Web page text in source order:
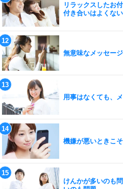
リラックスしたお
付き合いはよくない
無意味なメッセー
用事はなくても、
機嫌が悪いときこ
けんかが多いのも